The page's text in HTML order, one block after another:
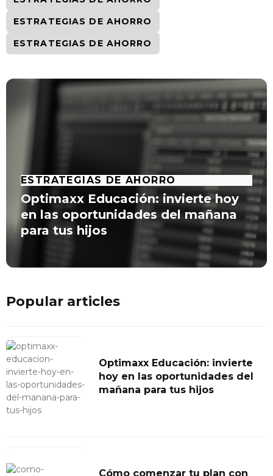
ESTRATEGIAS DE AHORRO
ESTRATEGIAS DE AHORRO
ESTRATEGIAS DE AHORRO
Optimaxx Educación: invierte hoy
en las oportunidades del mañana
para tus hijos
Popular articles
Optimaxx Educación: invierte
hoy en las oportunidades del
mañana para tus hijos
Cómo comenzar tu plan con